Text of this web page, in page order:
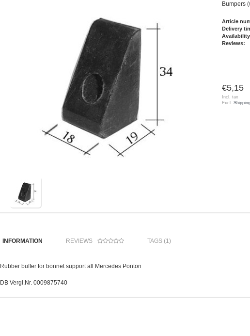
Bumpers
Article
Delivery
Reviews:
€5,15
Incl. tax
Excl.
INFORMATION REVIEWS TAGS (1)
Rubber buffer for bonnet support all Mercedes Ponton
DB Vergl.Nr. 0009875740